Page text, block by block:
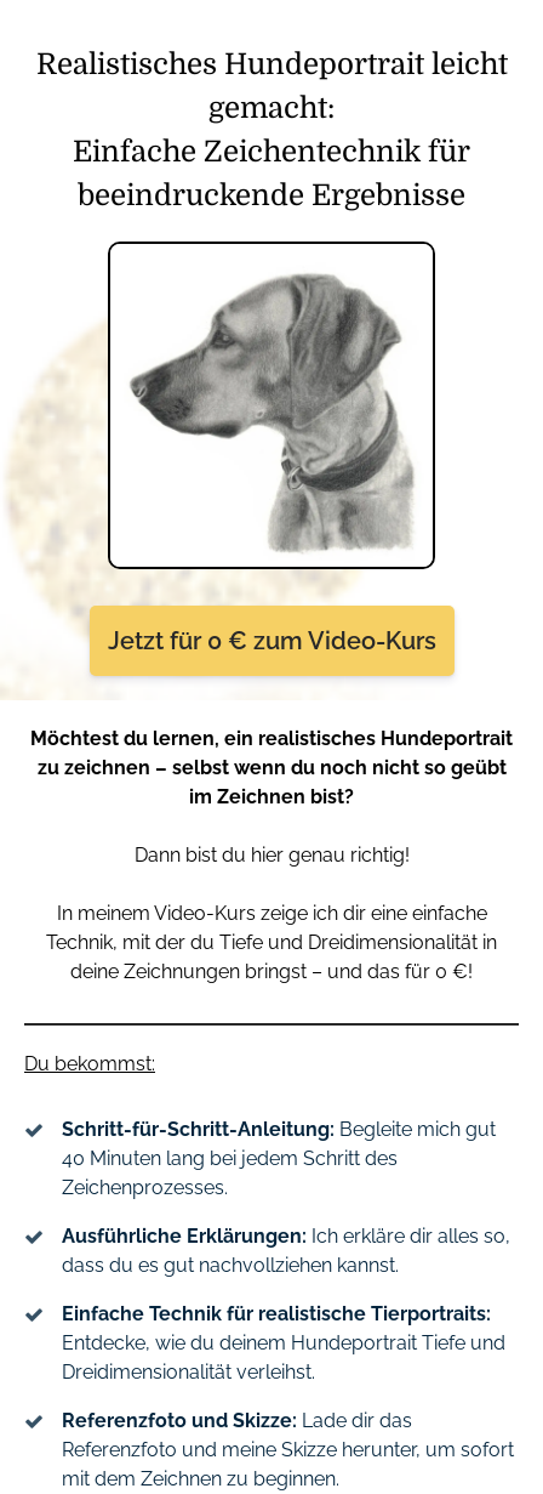
Realistisches Hundeportrait leicht
gemacht:
Einfache Zeichentechnik für
beeindruckende Ergebnisse
Jetzt für 0 € zum Video-Kurs
Möchtest du lernen, ein realistisches Hundeportrait
zu zeichnen – selbst wenn du noch nicht so geübt
im Zeichnen bist?
Dann bist du hier genau richtig!
In meinem Video-Kurs zeige ich dir eine einfache
Technik, mit der du Tiefe und Dreidimensionalität in
deine Zeichnungen bringst – und das für 0 €!
Du bekommst:
Schritt-für-Schritt-Anleitung: Begleite mich gut
40 Minuten lang bei jedem Schritt des
Zeichenprozesses.
Ausführliche Erklärungen: Ich erkläre dir alles so,
dass du es gut nachvollziehen kannst.
Einfache Technik für realistische Tierportraits:
Entdecke, wie du deinem Hundeportrait Tiefe und
Dreidimensionalität verleihst.
Referenzfoto und Skizze: Lade dir das
Referenzfoto und meine Skizze herunter, um sofort
mit dem Zeichnen zu beginnen.